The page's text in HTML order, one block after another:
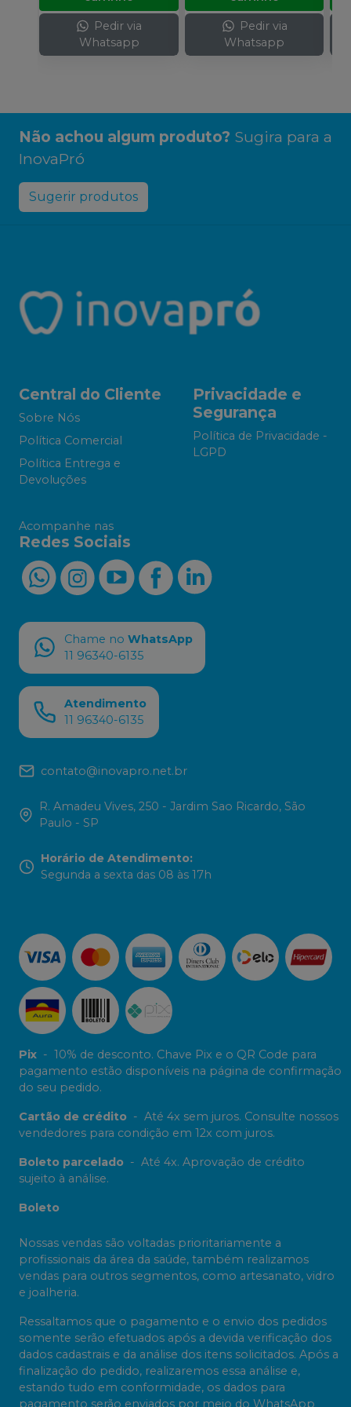
Pedir via
Whatsapp
Pedir via
Whatsapp
Não achou algum produto? Sugira para a
InovaPró
Sugerir produtos
Central do Cliente
Sobre Nós
Política Comercial
Política Entrega e
Devoluções
Privacidade e
Segurança
Política de Privacidade -
LGPD
Acompanhe nas
Redes Sociais
Chame no WhatsApp
11 96340-6135
Atendimento
11 96340-6135
contato@inovapro.net.br
R. Amadeu Vives, 250 - Jardim Sao Ricardo, São
Paulo - SP
Horário de Atendimento:
Segunda a sexta das 08 às 17h
Pix - 10% de desconto. Chave Pix e o QR Code para
pagamento estão disponíveis na página de confirmação
do seu pedido.
Cartão de crédito - Até 4x sem juros. Consulte nossos
vendedores para condição em 12x com juros.
Boleto parcelado - Até 4x. Aprovação de crédito
sujeito à análise.
Boleto
Nossas vendas são voltadas prioritariamente a
profissionais da área da saúde, também realizamos
vendas para outros segmentos, como artesanato, vidro
e joalheria.
Ressaltamos que o pagamento e o envio dos pedidos
somente serão efetuados após a devida verificação dos
dados cadastrais e da análise dos itens solicitados. Após a
finalização do pedido, realizaremos essa análise e,
estando tudo em conformidade, os dados para
pagamento serão enviados por meio do WhatsApp